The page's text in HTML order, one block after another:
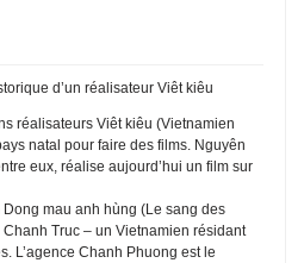
d’un réalisateur Viêt kiêu
réalisateurs Viêt kiêu (Vietnamien
natal pour faire des films. Nguyên
eux, réalise aujourd’hui un film sur
mau anh hùng (Le sang des
Truc – un Vietnamien résidant
L’agence Chanh Phuong est le